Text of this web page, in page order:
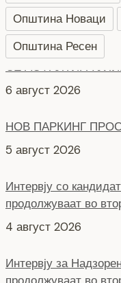
Општина Новаци
Општина Ресен
НОВ ПАРКИНГ
5 август 2026
продолжуваат во
Интервју за
продолжуваат во